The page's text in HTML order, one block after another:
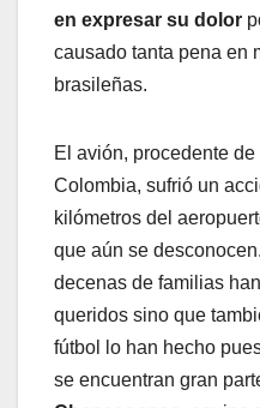
en expresar su dolor
causado tanta pena en
brasileñas.
El avión, procedente
Colombia, sufrió un
kilómetros del
que aún se
decenas de familias
queridos sino que
fútbol lo han hecho
se encuentran gran